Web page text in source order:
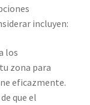
incluyen:
los
zona para
eficazmente.
que el